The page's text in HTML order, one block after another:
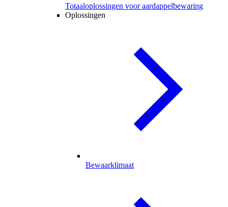
Totaaloplossingen voor aardappelbewaring
Oplossingen
Bewaarklimaat